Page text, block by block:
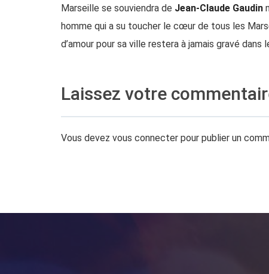
Marseille se souviendra de Jean-Claude Gaudin
homme qui a su toucher le cœur de tous les
d’amour pour sa ville restera à jamais gravé dans
Laissez votre
Vous devez vous connecter pour publier un